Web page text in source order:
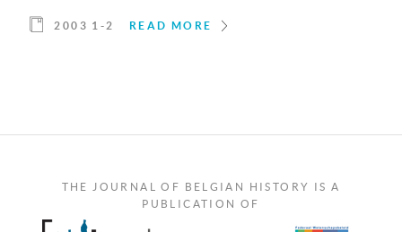
2003 1-2 READ MORE
THE JOURNAL OF BELGIAN HISTORY IS A
PUBLICATION OF